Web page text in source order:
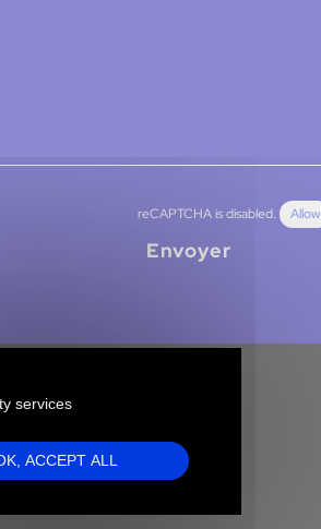
reCAPTCHA is disabled. Allow
Envoyer
Nos offres
services
ACCEPT ALL